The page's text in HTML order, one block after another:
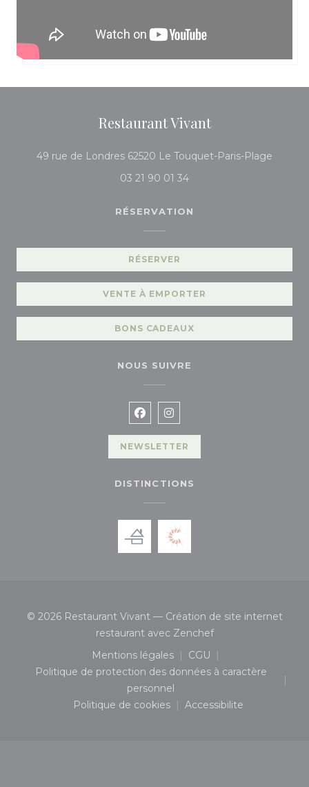
Restaurant Vivant
49 rue de Londres 62520 Le Touquet-Paris-Plage
03 21 90 01 34
RÉSERVATION
RÉSERVER
VENTE À EMPORTER
BONS CADEAUX
NOUS SUIVRE
Facebook ((ouvre une
Instagram ((ouvre une
NEWSLETTER
DISTINCTIONS
© 2026 Restaurant Vivant — Création de site internet
restaurant avec Zenchef((ouvre une
Mentions légales
((ouvre une nouvelle fenêtre))
CGU
((ouvre une nouvelle
Politique de protection des données à caractère
personnel((ouvre une nouvelle fenêtre))
Politique de cookies
((ouvre une nouvelle fenêtre))
Accessibilite
((ouvre une